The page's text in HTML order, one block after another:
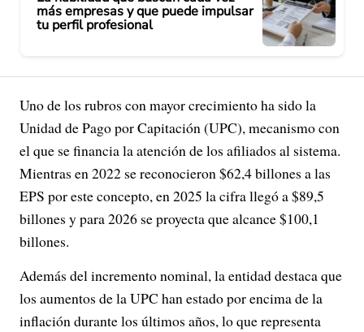
más empresas y que puede impulsar
tu perfil profesional
Uno de los rubros con mayor crecimiento ha sido la
Unidad de Pago por Capitación (UPC), mecanismo con
el que se financia la atención de los afiliados al sistema.
Mientras en 2022 se reconocieron $62,4 billones a las
EPS por este concepto, en 2025 la cifra llegó a $89,5
billones y para 2026 se proyecta que alcance $100,1
billones.
Además del incremento nominal, la entidad destaca que
los aumentos de la UPC han estado por encima de la
inflación durante los últimos años, lo que representa